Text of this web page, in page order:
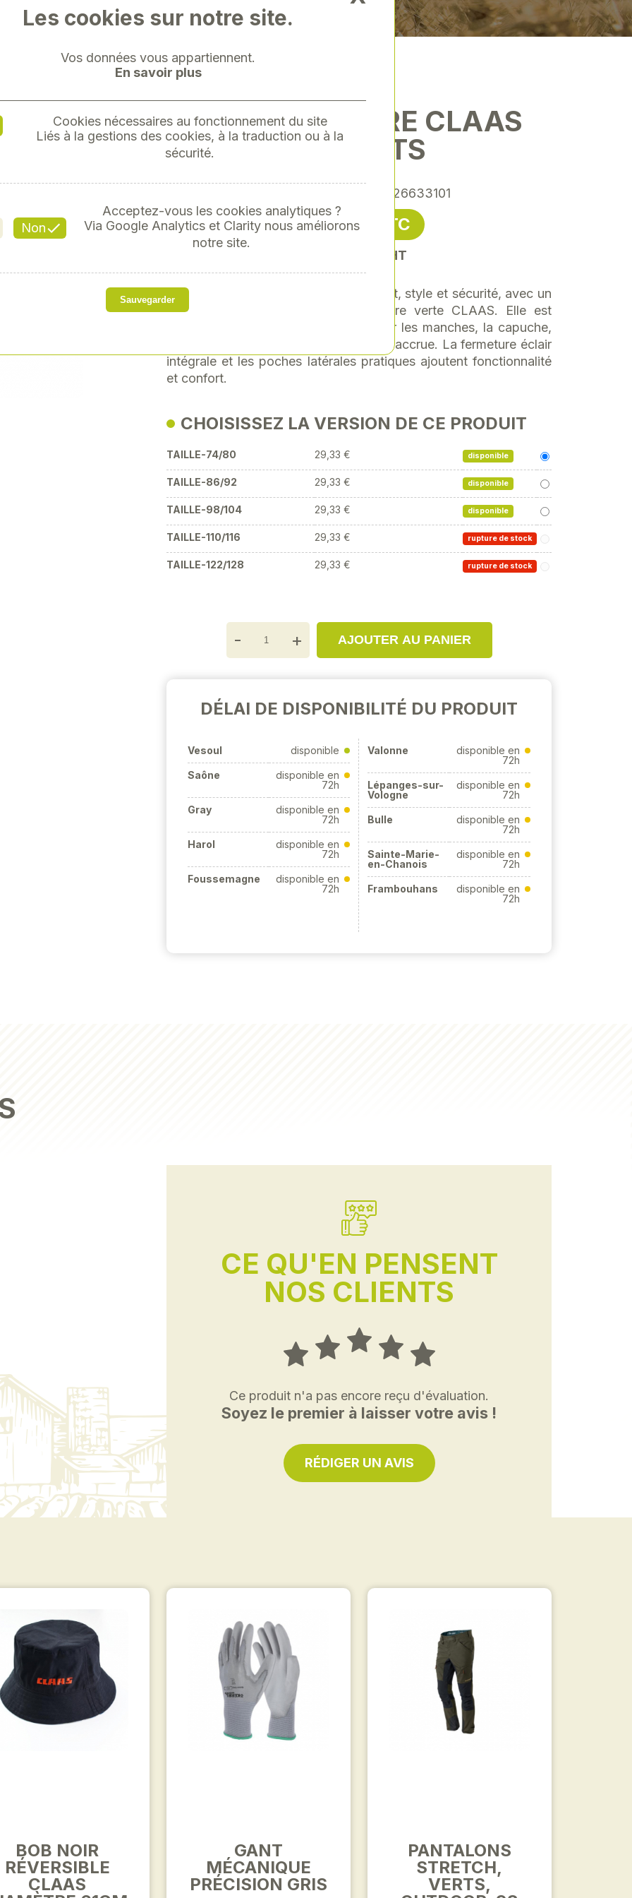
VESTE POLAIRE CLAAS
ENFANTS
: CLA00026633101
35,20 € TTC
soit 29,33 € HT
Cette veste polaire CLAAS allie confort, style et sécurité, avec un
extérieur navy et une doublure polaire verte CLAAS. Elle est
équipée de bandes réfléchissantes sur les manches, la capuche,
le dos et les poches pour une visibilité accrue. La fermeture éclair
intégrale et les poches latérales pratiques ajoutent fonctionnalité
et confort.
CHOISISSEZ LA VERSION DE CE PRODUIT
TAILLE-74/80 29,33 € disponible
TAILLE-86/92 29,33 € disponible
TAILLE-98/104 29,33 € disponible
TAILLE-110/116 29,33 € rupture de stock
TAILLE-122/128 29,33 € rupture de stock
- + AJOUTER AU PANIER
DÉLAI DE DISPONIBILITÉ DU PRODUIT
Vesoul disponible
Saône
disponible en
72h
Gray
disponible en
72h
Harol
disponible en
72h
Foussemagne
disponible en
72h
Valonne
disponible en
72h
Lépanges-sur-
Vologne
disponible en
72h
Bulle
disponible en
72h
Sainte-Marie-
en-Chanois
disponible en
72h
Frambouhans
disponible en
72h
CE QU'EN PENSENT
NOS CLIENTS
Ce produit n'a pas encore reçu d'évaluation.
Soyez le premier à laisser votre avis !
RÉDIGER UN AVIS
BOB NOIR
RÉVERSIBLE
CLAAS
GANT
MÉCANIQUE
PRÉCISION GRIS
PANTALONS
STRETCH,
VERTS,
Les cookies sur notre site.
Vos données vous appartiennent.
En savoir plus
Cookies nécessaires au fonctionnement du site
Liés à la gestions des cookies, à la traduction ou à la
sécurité.
Non
Acceptez-vous les cookies analytiques ?
Via Google Analytics et Clarity nous améliorons
notre site.
Sauvegarder